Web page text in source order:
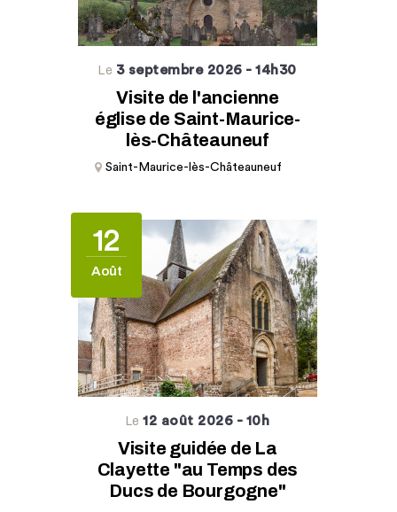
Le 3 septembre 2026 - 14h30
Visite de l'ancienne
église de Saint-Maurice-
lès-Châteauneuf
Saint-Maurice-lès-Châteauneuf
12
Août
Le12 août 2026 - 10h
Visite guidée de La
Clayette "au Temps des
Ducs de Bourgogne"